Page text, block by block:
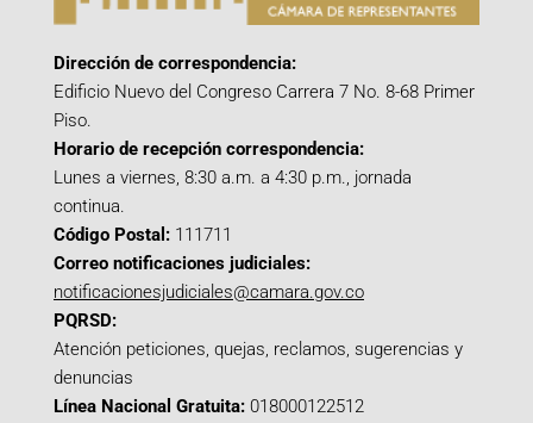
Dirección de correspondencia:
Edificio Nuevo del Congreso Carrera 7 No. 8-68 Primer
Piso.
Horario de recepción correspondencia:
Lunes a viernes, 8:30 a.m. a 4:30 p.m., jornada
continua.
Código Postal: 111711
Correo notificaciones judiciales:
notificacionesjudiciales@camara.gov.co
PQRSD:
Atención peticiones, quejas, reclamos, sugerencias y
denuncias
Línea Nacional Gratuita: 018000122512